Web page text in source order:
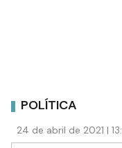
POLÍTICA
24 de abril de 2021 |